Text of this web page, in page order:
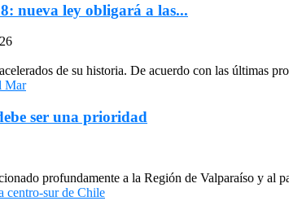
nueva ley obligará a las...
de su historia. De acuerdo con las últimas
ser una prioridad
profundamente a la Región de Valparaíso y al